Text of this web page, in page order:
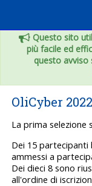
Questo sito
più facile ed
questo
OliCyber 2022
La prima selezione
Dei 15 partecipanti
ammessi a
Dei dieci 8 sono
all'ordine di